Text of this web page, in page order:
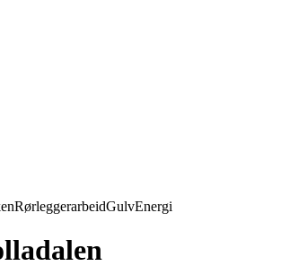
RørleggerarbeidGulvEnergi